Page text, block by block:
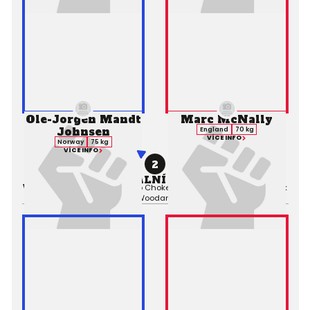
Ole-Jorgen Mandt
Johnsen
Norway
75 kg
VÍCE INFO
2
PROFESIONÁLNÍ ZÁPAS MMA
Výsledek: Submission (Brabo Choke), 3. kolo 2:15, Rozhodčí: Mark
Woodard
Marc McNally
England
70 kg
VÍCE INFO